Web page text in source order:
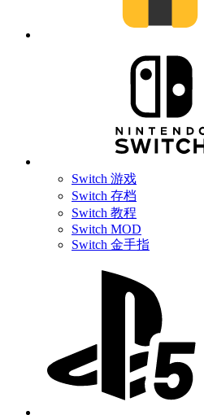
Switch 游戏
Switch 存档
Switch 教程
Switch MOD
Switch 金手指